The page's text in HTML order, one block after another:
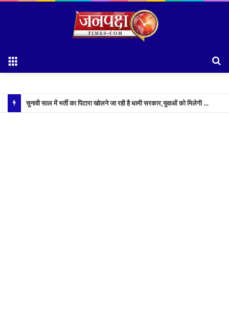
चुनावी साल में भर्ती का पिटारा खोलने जा रही है धामी सरकार,युवाओं को मिलेगी 34 हजार रिकॉर्ड भर्तियों की सौगात